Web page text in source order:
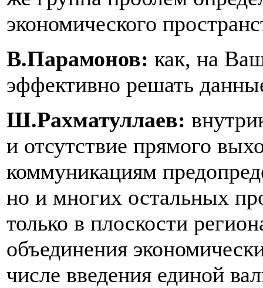
экономического
В.Парамонов: как, на
эффективно решать
Ш.Рахматуллаев:
и отсутствие прямого
коммуникациям
но и многих остальных
только в плоскости
объединения
числе введения единой